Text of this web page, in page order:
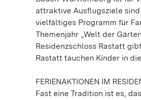
attraktive Ausflugsziele
vielfältiges Programm für
Themenjahr „Welt der
Residenzschloss Rastatt
Rastatt tauchen Kinder in
FERIENAKTIONEN IM
Fast eine Tradition ist es,